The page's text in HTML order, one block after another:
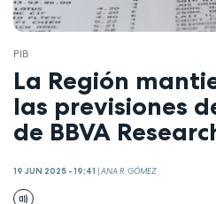
PIB
La Región
las previsiones
de BBVA
19 JUN 2025 - 19:41 |ANA R. GÓMEZ